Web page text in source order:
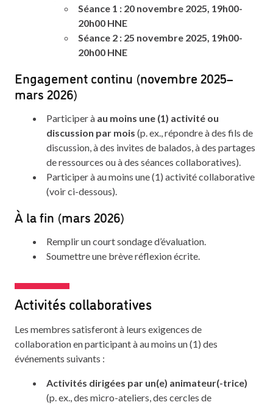
Séance 1 : 20 novembre 2025, 19h00-
20h00 HNE
Séance 2 : 25 novembre 2025, 19h00-
20h00 HNE
Engagement continu (novembre 2025–
mars 2026)
Participer à au moins une (1) activité ou
discussion par mois (p. ex., répondre à des fils de
discussion, à des invites de balados, à des partages
de ressources ou à des séances collaboratives).
Participer à au moins une (1) activité collaborative
(voir ci-dessous).
À la fin (mars 2026)
Remplir un court sondage d’évaluation.
Soumettre une brève réflexion écrite.
Activités collaboratives
Les membres satisferont à leurs exigences de
collaboration en participant à au moins un (1) des
événements suivants :
Activités dirigées par un(e) animateur(-trice)
(p. ex., des micro-ateliers, des cercles de